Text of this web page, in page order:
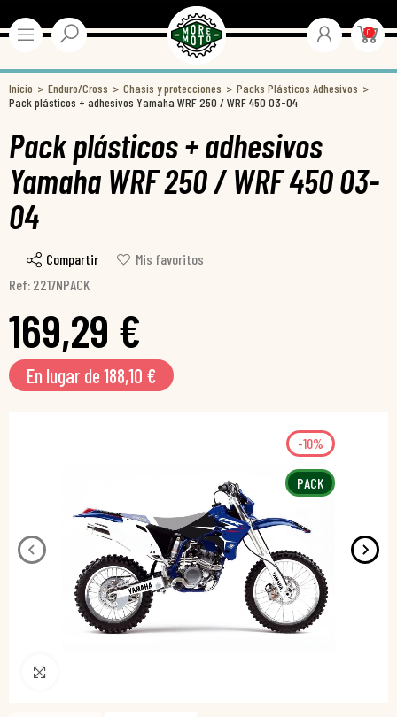
0
Inicio Enduro/Cross Chasis y protecciones
Packs Plásticos Adhesivos
Pack plásticos + adhesivos Yamaha WRF 250 / WRF 450 03-04
Pack plásticos + adhesivos
Yamaha WRF 250 / WRF 450 03-
04
Compartir
Mis favoritos
Ref: 2217NPACK
169,29 €
En lugar de 188,10 €
PACK
-10%